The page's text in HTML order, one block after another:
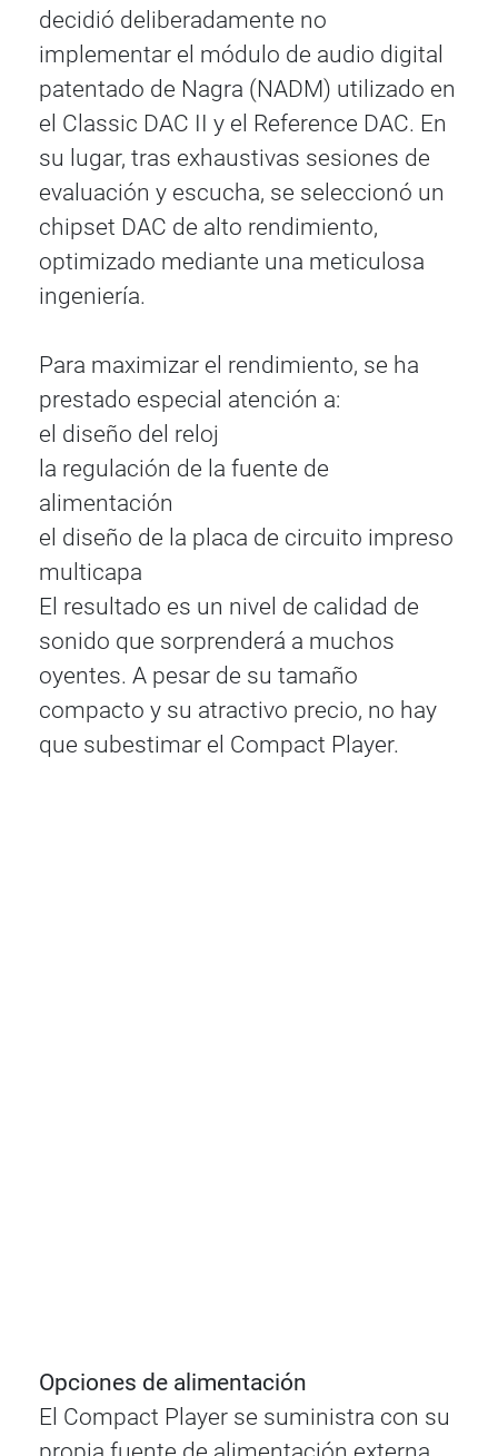
decidió deliberadamente no
implementar el módulo de audio digital
patentado de Nagra (NADM) utilizado en
el Classic DAC II y el Reference DAC. En
su lugar, tras exhaustivas sesiones de
evaluación y escucha, se seleccionó un
chipset DAC de alto rendimiento,
optimizado mediante una meticulosa
ingeniería.
Para maximizar el rendimiento, se ha
prestado especial atención a:
el diseño del reloj
la regulación de la fuente de
alimentación
el diseño de la placa de circuito impreso
multicapa
El resultado es un nivel de calidad de
sonido que sorprenderá a muchos
oyentes. A pesar de su tamaño
compacto y su atractivo precio, no hay
que subestimar el Compact Player.
Opciones de alimentación
El Compact Player se suministra con su